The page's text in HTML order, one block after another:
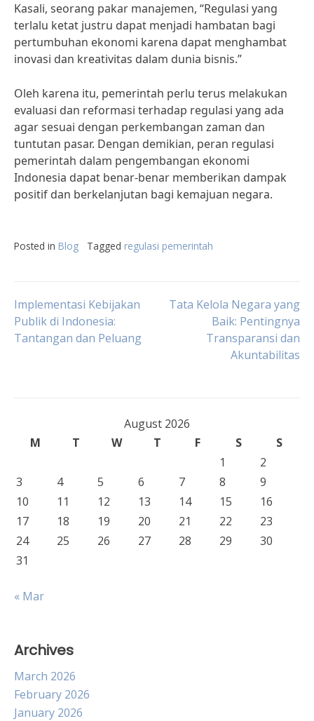
Kasali, seorang pakar manajemen, “Regulasi yang
terlalu ketat justru dapat menjadi hambatan bagi
pertumbuhan ekonomi karena dapat menghambat
inovasi dan kreativitas dalam dunia bisnis.”
Oleh karena itu, pemerintah perlu terus melakukan
evaluasi dan reformasi terhadap regulasi yang ada
agar sesuai dengan perkembangan zaman dan
tuntutan pasar. Dengan demikian, peran regulasi
pemerintah dalam pengembangan ekonomi
Indonesia dapat benar-benar memberikan dampak
positif dan berkelanjutan bagi kemajuan negara.
Posted in Blog Tagged regulasi pemerintah
Post
navigation
Implementasi Kebijakan
Publik di Indonesia:
Tantangan dan Peluang
Tata Kelola Negara yang
Baik: Pentingnya
Transparansi dan
Akuntabilitas
August 2026
M
T W T F S
S
1
2
3
4 5 6 7 8
9
10
11 12 13 14 15
16
17
18 19 20 21 22
23
24
25 26 27 28 29
30
31
« Mar
Archives
March 2026
February 2026
January 2026